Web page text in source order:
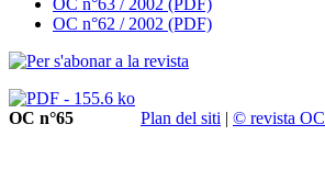
OC n°63 / 2002 (PDF)
OC n°62 / 2002 (PDF)
OC n°65 Plan del siti | © revista OC